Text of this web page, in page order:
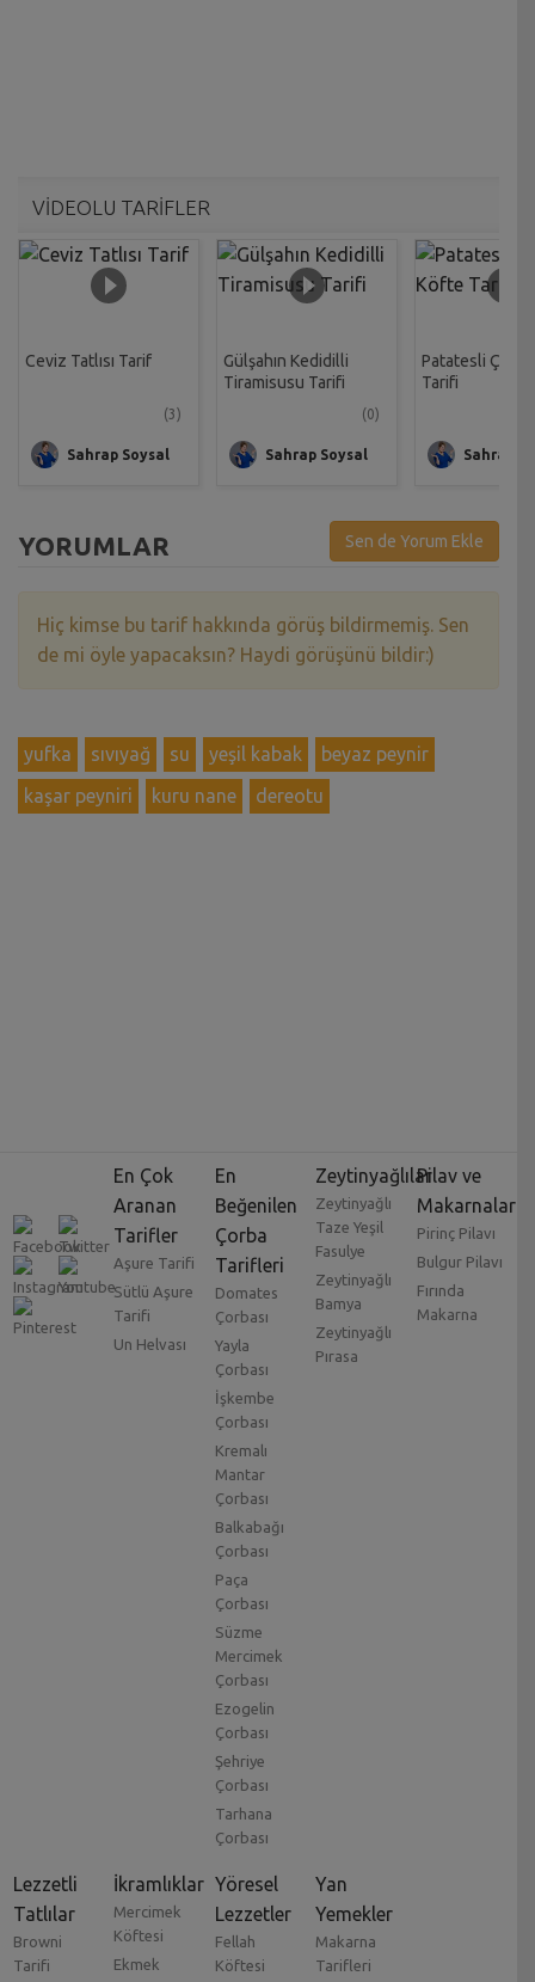
VİDEOLU TARİFLER
Ceviz Tatlısı Tarif
(3)
Sahrap Soysal
Gülşahın Kedidilli
Tiramisusu Tarifi
(0)
Sahrap Soysal
Patatesli Çıtır
Tarifi
Sahrap
YORUMLAR Sen de Yorum Ekle
Hiç kimse bu tarif hakkında görüş bildirmemiş. Sen
de mi öyle yapacaksın? Haydi görüşünü bildir:)
yufka sıvıyağ su yeşil kabak
beyaz peynir
kaşar peyniri
kuru nane dereotu
En Çok
Aranan
Tarifler
Aşure Tarifi
Sütlü Aşure
Tarifi
Un Helvası
En
Beğenilen
Çorba
Tarifleri
Domates
Çorbası
Yayla
Çorbası
İşkembe
Çorbası
Kremalı
Mantar
Çorbası
Balkabağı
Çorbası
Paça
Çorbası
Süzme
Mercimek
Çorbası
Ezogelin
Çorbası
Şehriye
Çorbası
Tarhana
Çorbası
Zeytinyağlılar
Zeytinyağlı
Taze Yeşil
Fasulye
Zeytinyağlı
Bamya
Zeytinyağlı
Pırasa
Pilav ve
Makarnalar
Pirinç Pilavı
Bulgur Pilavı
Fırında
Makarna
Lezzetli
Tatlılar
Browni
Tarifi
İkramlıklar
Mercimek
Köftesi
Ekmek
Yöresel
Lezzetler
Fellah
Köftesi
Yan
Yemekler
Makarna
Tarifleri